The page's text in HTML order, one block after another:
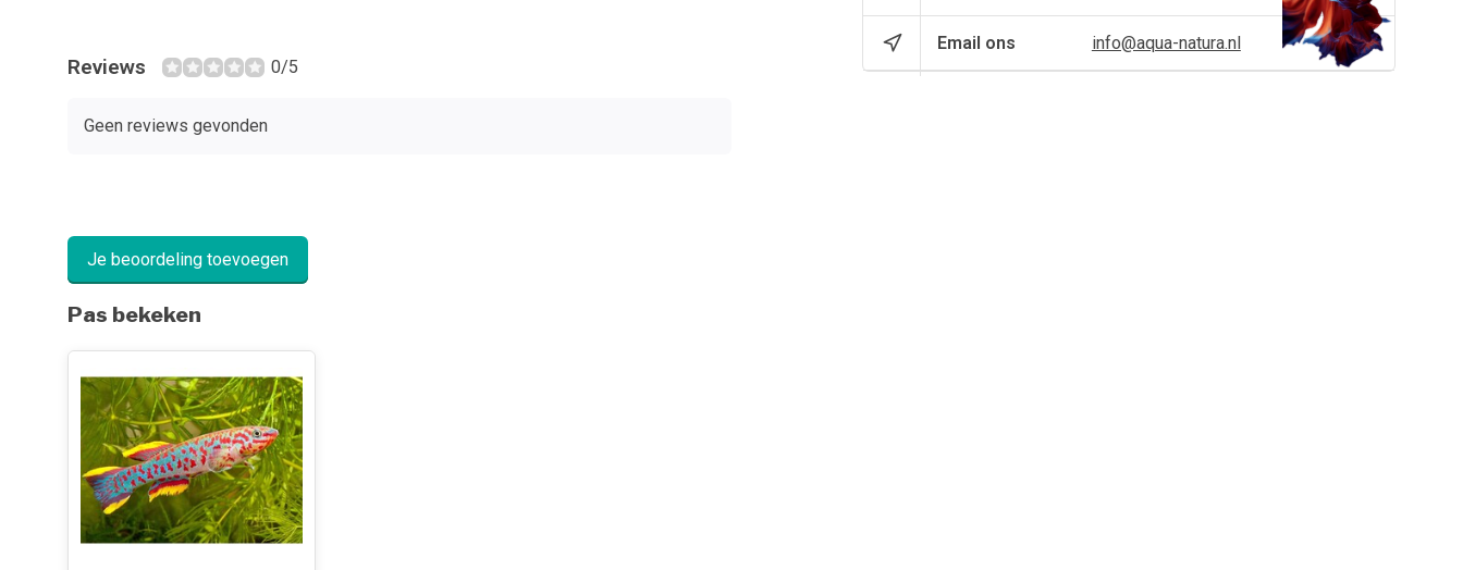
Reviews 0/5
Geen reviews gevonden
Je beoordeling toevoegen
Email ons info@aqua-natura.nl
Pas bekeken